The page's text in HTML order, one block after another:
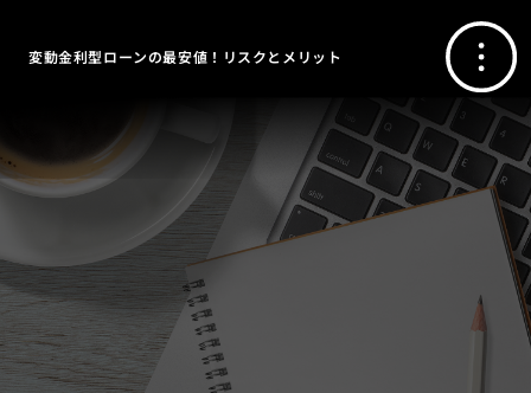
変動金利型ローンの最安値！リスクとメリット